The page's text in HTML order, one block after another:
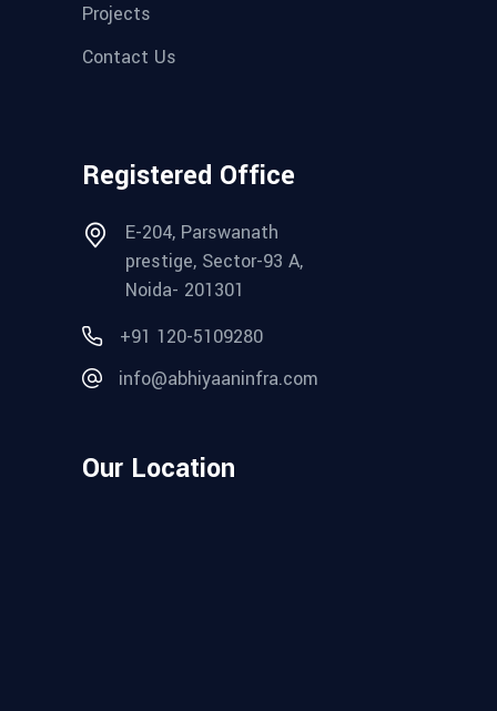
Projects
Contact Us
Registered Office
E-204, Parswanath
prestige, Sector-93 A,
Noida- 201301
+91 120-5109280‬
info@abhiyaaninfra.com
Our Location